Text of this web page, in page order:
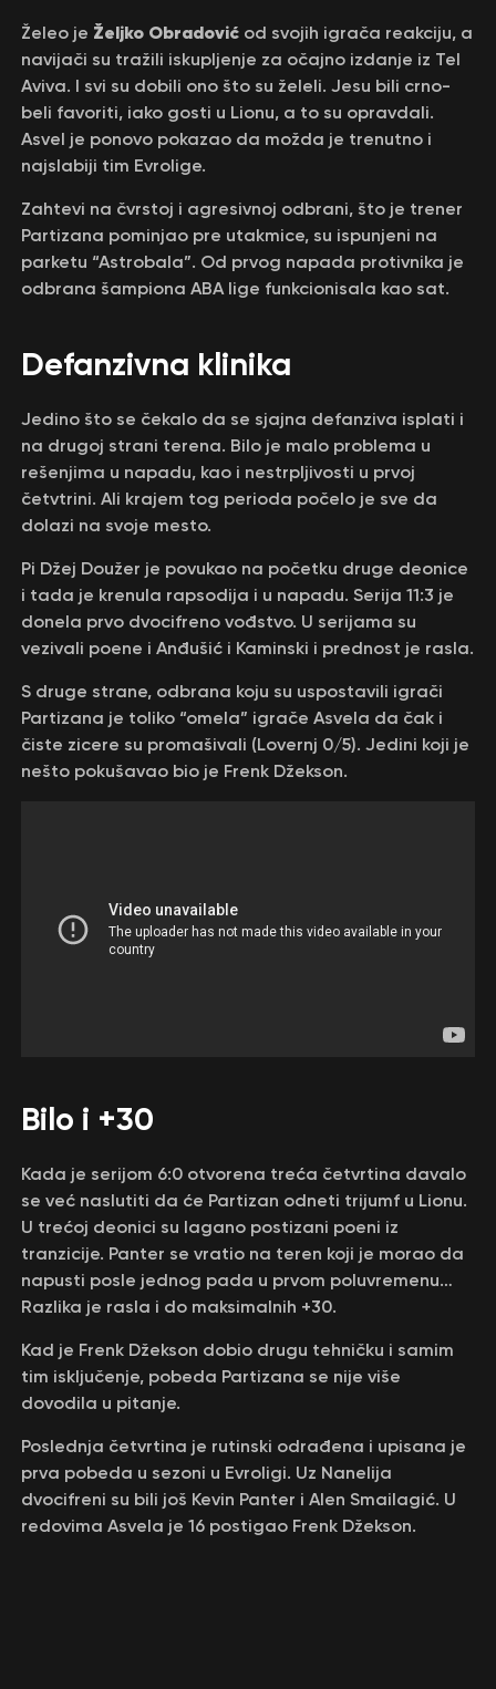
Želeo je Željko Obradovićod svojih igrača reakciju, a
navijači su tražili iskupljenje za očajno izdanje iz Tel
Aviva. I svi su dobili ono što su želeli. Jesu bili crno-
beli favoriti, iako gosti u Lionu, a to su opravdali.
Asvel je ponovo pokazao da možda je trenutno i
najslabiji tim Evrolige.
Zahtevi na čvrstoj i agresivnoj odbrani, što je trener
Partizana pominjao pre utakmice, su ispunjeni na
parketu “Astrobala”. Od prvog napada protivnika je
odbrana šampiona ABA lige funkcionisala kao sat.
Defanzivna klinika
Jedino što se čekalo da se sjajna defanziva isplati i
na drugoj strani terena. Bilo je malo problema u
rešenjima u napadu, kao i nestrpljivosti u prvoj
četvtrini. Ali krajem tog perioda počelo je sve da
dolazi na svoje mesto.
Pi Džej Doužer je povukao na početku druge deonice
i tada je krenula rapsodija i u napadu. Serija 11:3 je
donela prvo dvocifreno vođstvo. U serijama su
vezivali poene i Anđušić i Kaminski i prednost je rasla.
S druge strane, odbrana koju su uspostavili igrači
Partizana je toliko “omela” igrače Asvela da čak i
čiste zicere su promašivali (Lovernj 0/5). Jedini koji je
nešto pokušavao bio je Frenk Džekson.
Bilo i +30
Kada je serijom 6:0 otvorena treća četvrtina davalo
se već naslutiti da će Partizan odneti trijumf u Lionu.
U trećoj deonici su lagano postizani poeni iz
tranzicije. Panter se vratio na teren koji je morao da
napusti posle jednog pada u prvom poluvremenu…
Razlika je rasla i do maksimalnih +30.
Kad je Frenk Džekson dobio drugu tehničku i samim
tim isključenje, pobeda Partizana se nije više
dovodila u pitanje.
Poslednja četvrtina je rutinski odrađena i upisana je
prva pobeda u sezoni u Evroligi. Uz Nanelija
dvocifreni su bili još Kevin Panter i Alen Smailagić. U
redovima Asvela je 16 postigao Frenk Džekson.